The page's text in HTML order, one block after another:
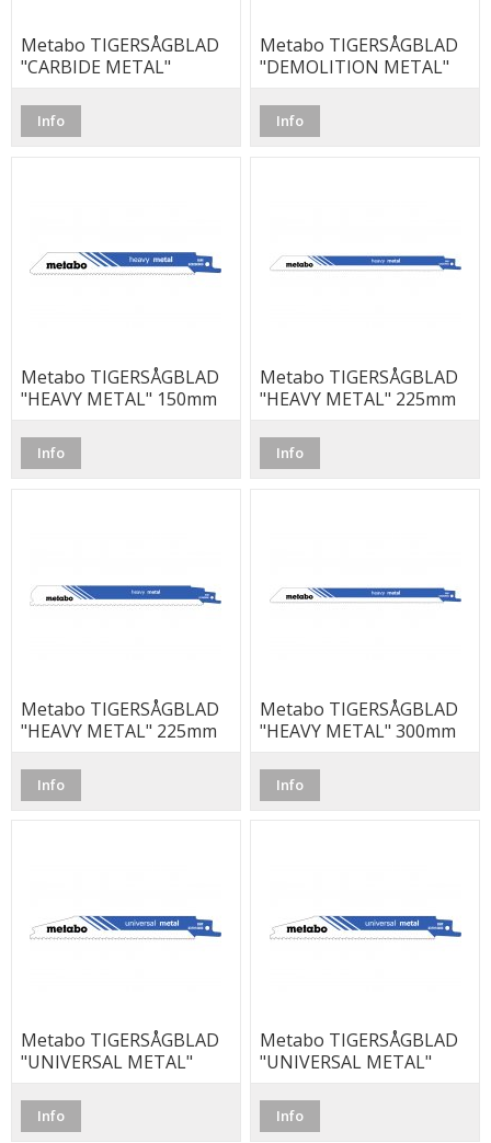
Metabo TIGERSÅGBLAD
"CARBIDE METAL"
Info
Metabo TIGERSÅGBLAD
"DEMOLITION METAL"
Info
Metabo TIGERSÅGBLAD
"HEAVY METAL" 150mm
Info
Metabo TIGERSÅGBLAD
"HEAVY METAL" 225mm
Info
Metabo TIGERSÅGBLAD
"HEAVY METAL" 225mm
Info
Metabo TIGERSÅGBLAD
"HEAVY METAL" 300mm
Info
Metabo TIGERSÅGBLAD
"UNIVERSAL METAL"
Info
Metabo TIGERSÅGBLAD
"UNIVERSAL METAL"
Info